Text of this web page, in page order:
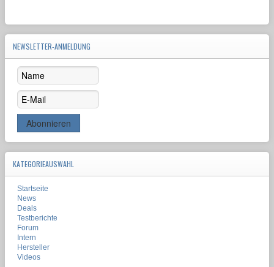
NEWSLETTER-ANMELDUNG
KATEGORIEAUSWAHL
Startseite
News
Deals
Testberichte
Forum
Intern
Hersteller
Videos